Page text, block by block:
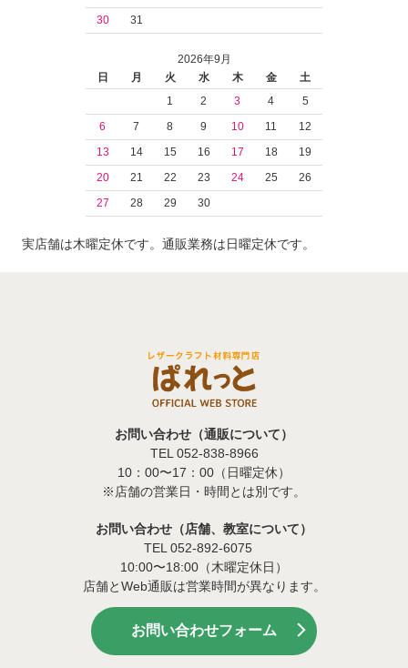
30
31
2026年9月
日
月 火 水 木 金
土
1
2 3 4
5
6
7 8 9 10 11
12
13
14 15 16 17 18
19
20
21 22 23 24 25
26
27
28 29 30
実店舗は木曜定休です。通販業務は日曜定休です。
お問い合わせ（通販について）
TEL 052-838-8966
10：00〜17：00（日曜定休）
※店舗の営業日・時間とは別です。
お問い合わせ（店舗、教室について）
TEL 052-892-6075
10:00〜18:00（木曜定休日）
店舗とWeb通販は営業時間が異なります。
お問い合わせフォーム